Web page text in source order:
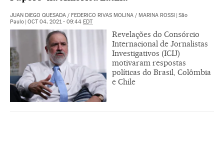
JUAN DIEGO QUESADA / FEDERICO RIVAS MOLINA / MARINA ROSSI | São
Paulo | OCT 04, 2021 - 09:44 EDT
Revelações do Consórcio
Internacional de Jornalistas
Investigativos (ICIJ)
motivaram respostas
políticas do Brasil, Colômbia
e Chile